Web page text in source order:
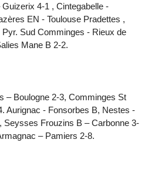
4-1 , Cintegabelle -
EN - Toulouse Pradettes ,
Sud Comminges - Rieux de
Mane B 2-2.
– Boulogne 2-3, Comminges St
Aurignac - Fonsorbes B, Nestes -
Seysses Frouzins B – Carbonne 3-
– Pamiers 2-8.